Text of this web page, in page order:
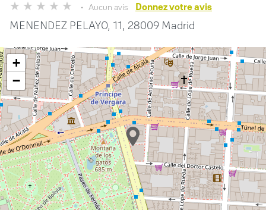
Aucun avis Donnez votre avis
MENENDEZ PELAYO, 11, 28009 Madrid
+
−